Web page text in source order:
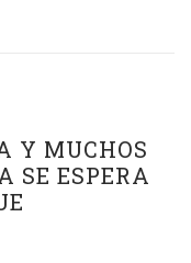
Y MUCHOS
SE ESPERA